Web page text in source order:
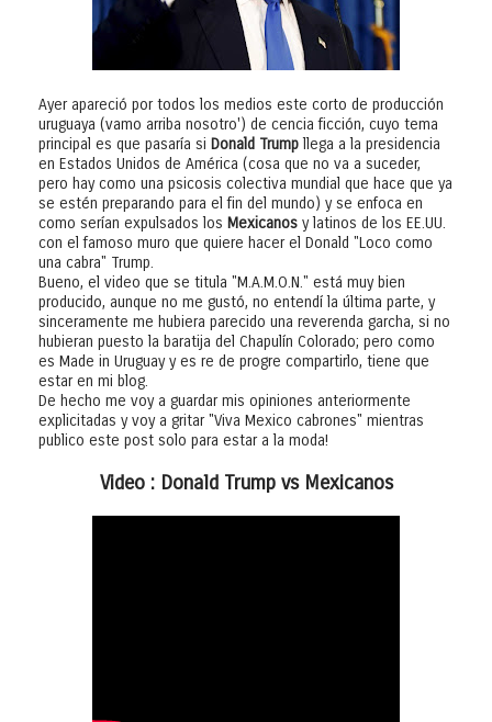
Ayer apareció por todos los medios este corto de producción
uruguaya (vamo arriba nosotro') de cencia ficción, cuyo tema
principal es que pasaría si Donald Trumpllega a la presidencia
en Estados Unidos de América (cosa que no va a suceder,
pero hay como una psicosis colectiva mundial que hace que ya
se estén preparando para el fin del mundo) y se enfoca en
como serían expulsados los Mexicanos y latinos de los EE.UU.
con el famoso muro que quiere hacer el Donald "Loco como
una cabra" Trump.
Bueno, el video que se titula "M.A.M.O.N." está muy bien
producido, aunque no me gustó, no entendí la última parte, y
sinceramente me hubiera parecido una reverenda garcha, si no
hubieran puesto la baratija del Chapulín Colorado; pero como
es Made in Uruguay y es re de progre compartirlo, tiene que
estar en mi blog.
De hecho me voy a guardar mis opiniones anteriormente
explicitadas y voy a gritar "Viva Mexico cabrones" mientras
publico este post solo para estar a la moda!
Video : Donald Trump vs Mexicanos